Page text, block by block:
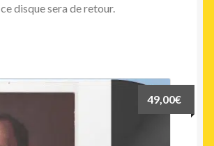
ce disque sera de retour.
49,00€